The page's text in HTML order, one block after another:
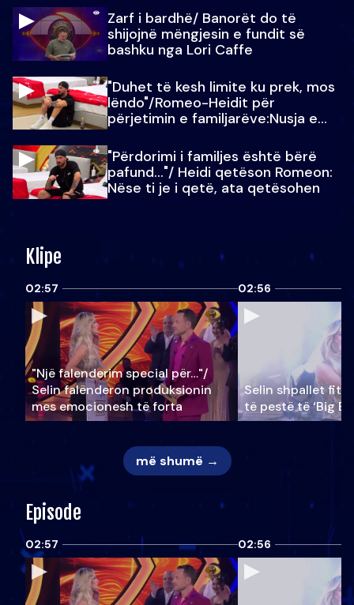
Zarf i bardhë/ Banorët do të
shijojnë mëngjesin e fundit së
bashku nga Lori Caffe
"Duhet të kesh limite ku prek, mos
lëndo"/Romeo-Heidit për
përjetimin e familjarëve:Nusja e
"Përdorimi i familjes është bërë
pafund…"/ Heidi qetëson Romeon:
Nëse ti je i qetë, ata qetësohen
Klipe
02:57
"Një falenderim special për…"/
Selin falënderon produksionin
mes emocionesh të forta
02:56
Selin shpallet
të pestë të ‘Big
më shumë →
Episode
02:57 02:56